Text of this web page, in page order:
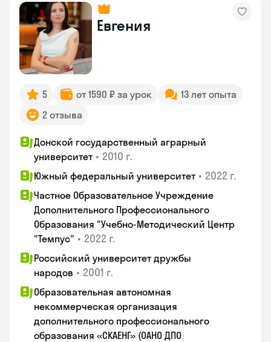
Евгения
5 от 1590 ₽ за урок
13 лет опыта
2 отзыва
Донской государственный аграрный
университет • 2010 г.
Южный федеральный университет • 2022 г.
Частное Образовательное Учреждение
Дополнительного Профессионального
Образования "Учебно-Методический Центр
"Темпус" • 2022 г.
Российский университет дружбы
народов • 2001 г.
Образовательная автономная
некоммерческая организация
дополнительного профессионального
образования «СКАЕНГ» (ОАНО ДПО